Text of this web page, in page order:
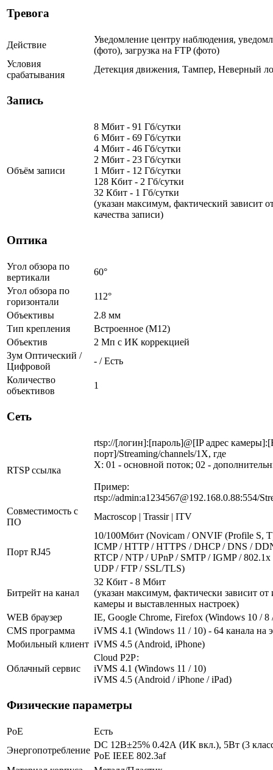
Тревога
Действие
Уведомление центру наблюдения,
(фото), загрузка на FTP (фото)
Условия
срабатывания
Детекция движения, Тампер, Неверный
Запись
Объём записи
8 Мбит - 91 Гб/сутки
6 Мбит - 69 Гб/сутки
4 Мбит - 46 Гб/сутки
2 Мбит - 23 Гб/сутки
1 Мбит - 12 Гб/сутки
128 Кбит - 2 Гб/сутки
32 Кбит - 1 Гб/сутки
(указан максимум, фактический зависит
качества записи)
Оптика
Угол обзора по
вертикали
60°
Угол обзора по
горизонтали
112°
Объективы
2.8 мм
Тип крепления
Встроенное (М12)
Объектив
2 Мп c ИК коррекцией
Зум Оптический /
Цифровой
- / Есть
Количество
объективов
1
Сеть
RTSP ссылка
rtsp://[логин]:[пароль]@[IP адрес
порт]/Streaming/channels/1X, где
X: 01 - основной поток; 02 -
Пример:
rtsp://admin:a1234567@192.168.0.88:554/
Совместимость с
ПО
Macroscop | Trassir | ITV
Порт RJ45
10/100Мбит (Novicam / ONVIF (Profile S,
ICMP / HTTP / HTTPS / DHCP / DNS /
RTCP / NTP / UPnP / SMTP / IGMP /
UDP / FTP / SSL/TLS)
Битрейт на канал
32 Кбит - 8 Мбит
(указан максимум, фактически зависит от
камеры и выставленных настроек)
WEB браузер
IE, Google Chrome, Firefox (Windows 10 / 8
CMS программа
iVMS 4.1 (Windows 11 / 10) - 64 канала на
Мобильный клиент iVMS 4.5 (Android, iPhone)
Облачный сервис
Cloud Р2Р:
iVMS 4.1 (Windows 11 / 10)
iVMS 4.5 (Android / iPhone / iPad)
Физические параметры
PoE
Есть
Энергопотребление
DC 12В±25% 0.42А (ИК вкл.), 5Вт (3
PoE IEEE 802.3af